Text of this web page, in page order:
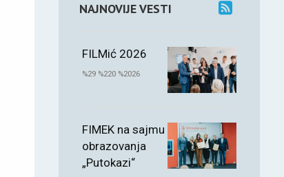
NAJNOVIJE VESTI
FILMić 2026
%29 %220 %2026
FIMEK na sajmu
obrazovanja
„Putokazi“